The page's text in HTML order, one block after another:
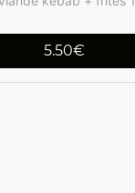
5.50€